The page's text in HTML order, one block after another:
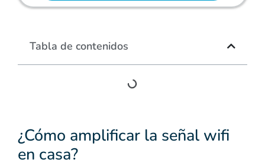
¿Cómo amplificar la señal wifi
en casa?
Tabla de contenidos